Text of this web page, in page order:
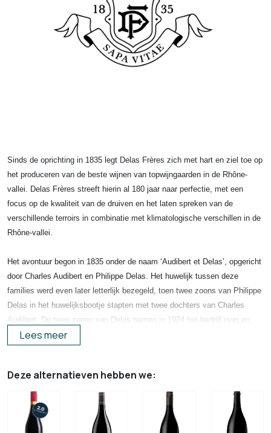
Sinds de oprichting in 1835 legt Delas Frères zich met hart en ziel toe op
het produceren van de beste wijnen van topwijngaarden in de Rhône-
vallei. Delas Frères streeft hierin al 180 jaar naar perfectie, met een
focus op de kwaliteit van de druiven en het laten spreken van de
verschillende terroirs in combinatie met klimatologische verschillen in de
Rhône-vallei.
Het avontuur begon in 1835 onder de naam ‘Audibert et Delas’, opgericht
door Charles Audibert en Philippe Delas. Het huwelijk tussen deze
families werd even later letterlijk bezegeld, toen twee zoons van Philippe
Delas in het huwelijksbootje stapten met twee dochters van Charles
Audibert. De twee zonen van Delas namen in 1924 het bedrijf over en
veranderden de naam in ‘Delas Frères’.
van de Hermitageheuvel. Nadat de gebroeders Delas het bedrijf
overnamen bleven de inspanningen van de Frères echter niet beperkt tot
deze appellatie. Zo werden er onder andere wijngaarden aangeschaft in
Châteauneuf-du-Pape, de bekendste appellatie in de Zuidelijke Rhône-
Lees meer
Deze alternatieven hebben we: